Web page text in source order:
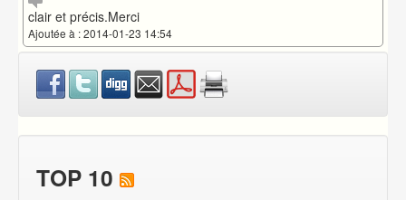
clair et précis.Merci
Ajoutée à : 2014-01-23 14:54
TOP 10